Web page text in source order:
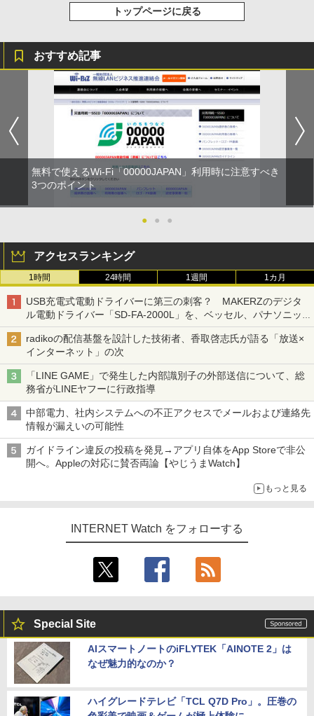
トップページに戻る
おすすめ記事
無料で使えるWi-Fi「00000JAPAN」利用時に注意すべき
3つのポイント
● ● ●
アクセスランキング
1時間 24時間 1週間 1カ月
USB充電式電動ドライバーに第三の刺客？ MAKERZのデジタ
ル電動ドライバー「SD-FA-2000L」を、ベッセル、パナソニッ
クと比較してみた 【テレワークグッズ・ミニレビュー 第165
回】
radikoの配信基盤を設計した技術者、香取啓志氏が語る「放送×
インターネット」の次
「LINE GAME」で発生した内部識別子の外部送信について、総
務省がLINEヤフーに行政指導
中部電力、社内システムへの不正アクセスでメールおよび連絡先
情報が漏えいの可能性
ガイドライン違反の投稿を発見→アプリ自体をApp Storeで非公
開へ。Appleの対応に賛否両論【やじうまWatch】
もっと見る
INTERNET Watch をフォローする
Special Site
AIスマートノートのiFLYTEK「AINOTE 2」は
なぜ魅力的なのか？
ハイグレードテレビ「TCL Q7D Pro」。圧巻の